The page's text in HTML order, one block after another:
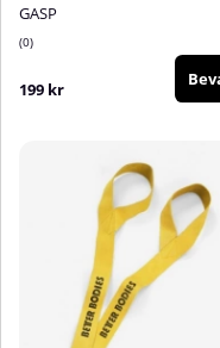
GASP
0
199 kr